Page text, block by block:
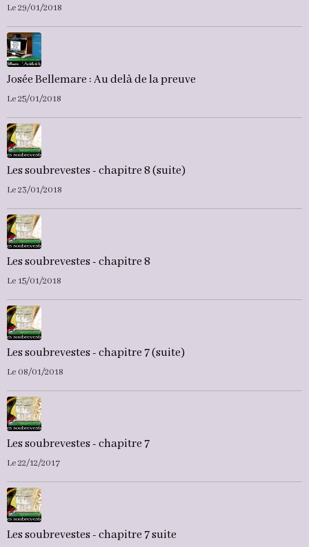
Le 29/01/2018
Josée Bellemare : Au delà de la preuve
Le 25/01/2018
Les soubrevestes - chapitre 8 (suite)
Le 23/01/2018
Les soubrevestes - chapitre 8
Le 15/01/2018
Les soubrevestes - chapitre 7 (suite)
Le 08/01/2018
Les soubrevestes - chapitre 7
Le 22/12/2017
Les soubrevestes - chapitre 7 suite